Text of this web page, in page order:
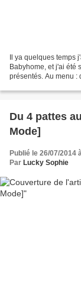
Il ya quelques
Babyhome, et j'ai été
présentés. Au menu :
Du 4 pattes
Mode]
Publié le 26/07/2014
Par Lucky Sophie